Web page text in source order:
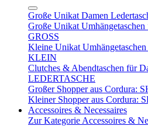
Große Unikat Damen
Große Unikat
GROSS
Kleine Unikat
KLEIN
Clutches & Abendtaschen für
LEDERTASCHE
Großer Shopper aus Cordura:
Kleiner Shopper aus Cordura:
Accessoires & Necessaires
Zur Kategorie Accessoires &